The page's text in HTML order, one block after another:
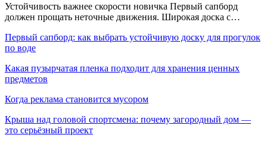
Устойчивость важнее скорости новичка Первый сапборд
должен прощать неточные движения. Широкая доска с…
Первый сапборд: как выбрать устойчивую доску для прогулок
по воде
Какая пузырчатая пленка подходит для хранения ценных
предметов
Когда реклама становится мусором
Крыша над головой спортсмена: почему загородный дом —
это серьёзный проект